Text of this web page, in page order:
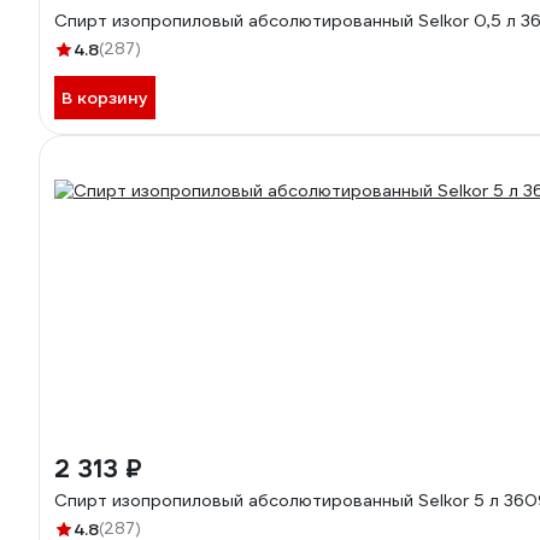
Спирт изопропиловый абсолютированный Selkor 0,5 л
4.8(287)
В корзину
2 313 ₽
Спирт изопропиловый абсолютированный Selkor 5 л
4.8(287)